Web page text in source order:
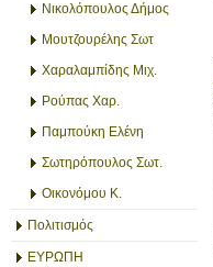
Νικολόπουλος Δήμος
Μουτζουρέλης Σωτ
Χαραλαμπίδης Μιχ.
Ρούπας Χαρ.
Παμπούκη Ελένη
Σωτηρόπουλος Σωτ.
Οικονόμου Κ.
Πολιτισμός
ΕΥΡΩΠΗ